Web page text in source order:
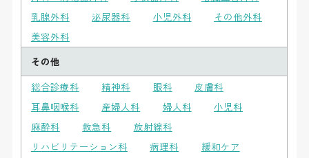
乳腺外科
泌尿器科 小児外科
その他外科
美容外科
その他
総合診療科
精神科 眼科
皮膚科
耳鼻咽喉科
産婦人科 婦人科
小児科
麻酔科
救急科
放射線科
リハビリテーション科
病理科
緩和ケア